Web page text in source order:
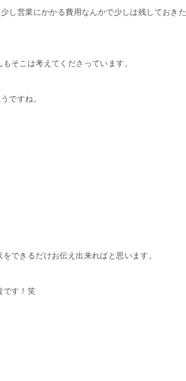
し営業にかかる費用なんかで少しは残しておきた
そこは考えてくださっています。
ですね。
できるだけお伝え出来ればと思います。
です！笑